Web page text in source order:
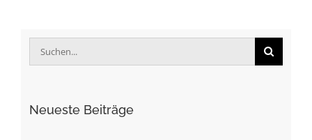
Suche
Neueste Beiträge